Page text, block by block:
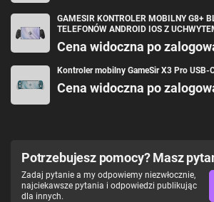
GAMESIR KONTROLER MOBILNY G8+
TELEFONÓW ANDROID IOS Z
Cena widoczna po
Kontroler mobilny GameSir X3 Pro USB-
Cena widoczna po
Potrzebujesz pomocy? Masz
Zadaj pytanie a my odpowiemy niezwłocznie,
najciekawsze pytania i odpowiedzi publikując
dla innych.